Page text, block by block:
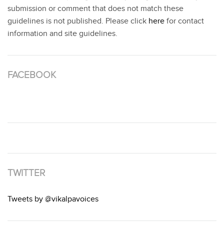
submission or comment that does not match these
guidelines is not published. Please click here for contact
information and site guidelines.
FACEBOOK
TWITTER
Tweets by @vikalpavoices